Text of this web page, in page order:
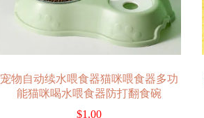
宠物自动续水喂食器猫咪喂食器多功
能猫咪喝水喂食器防打翻食碗
$1.00